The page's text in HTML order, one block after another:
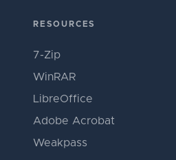
RESOURCES
7-Zip
WinRAR
LibreOffice
Adobe Acrobat
Weakpass